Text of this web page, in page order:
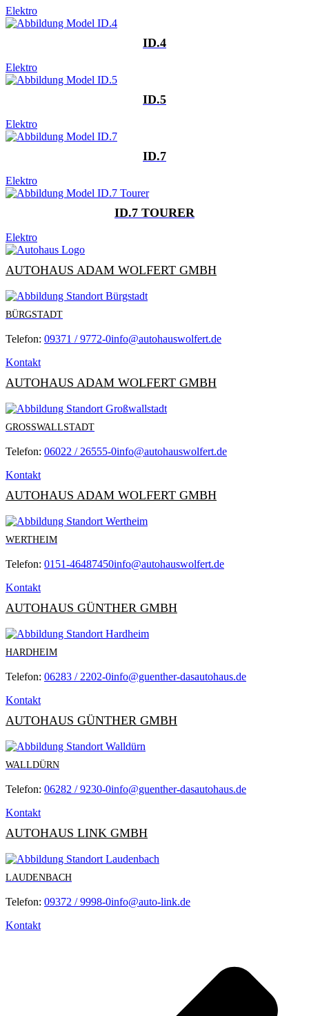
Elektro
ID.4
Elektro
ID.5
Elektro
ID.7
Elektro
ID.7 TOURER
Elektro
AUTOHAUS ADAM WOLFERT GMBH
BÜRGSTADT
Telefon: 09371 / 9772-0info@autohauswolfert.de
Kontakt
AUTOHAUS ADAM WOLFERT GMBH
GROSSWALLSTADT
Telefon: 06022 / 26555-0info@autohauswolfert.de
Kontakt
AUTOHAUS ADAM WOLFERT GMBH
WERTHEIM
Telefon: 0151-46487450info@autohauswolfert.de
Kontakt
AUTOHAUS GÜNTHER GMBH
HARDHEIM
Telefon: 06283 / 2202-0info@guenther-dasautohaus.de
Kontakt
AUTOHAUS GÜNTHER GMBH
WALLDÜRN
Telefon: 06282 / 9230-0info@guenther-dasautohaus.de
Kontakt
AUTOHAUS LINK GMBH
LAUDENBACH
Telefon: 09372 / 9998-0info@auto-link.de
Kontakt